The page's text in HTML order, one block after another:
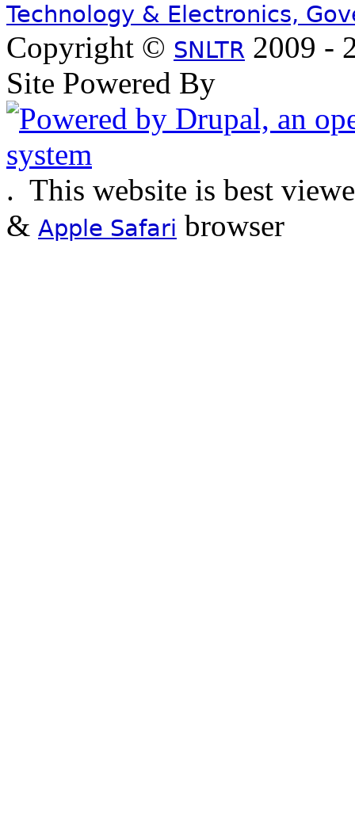
Technology & Electronics,
Copyright © SNLTR 2009 -
Site Powered By
. This website is best
& Apple Safari browser